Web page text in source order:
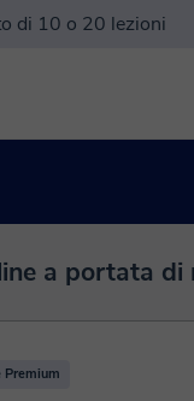
di 10 o 20 lezioni
a portata di
Premium